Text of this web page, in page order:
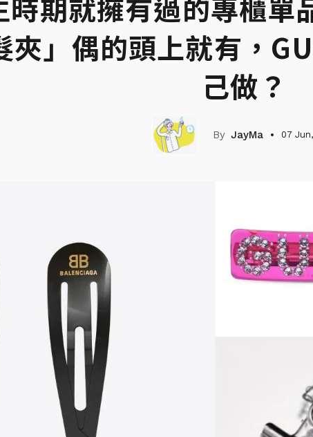
時期就擁有過的專櫃單
夾」偶的頭上就有，
己做？
JayMa 07